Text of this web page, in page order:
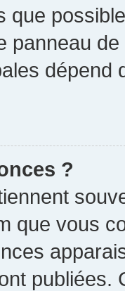
que
panneau
dépend
?
que vous
publiées.